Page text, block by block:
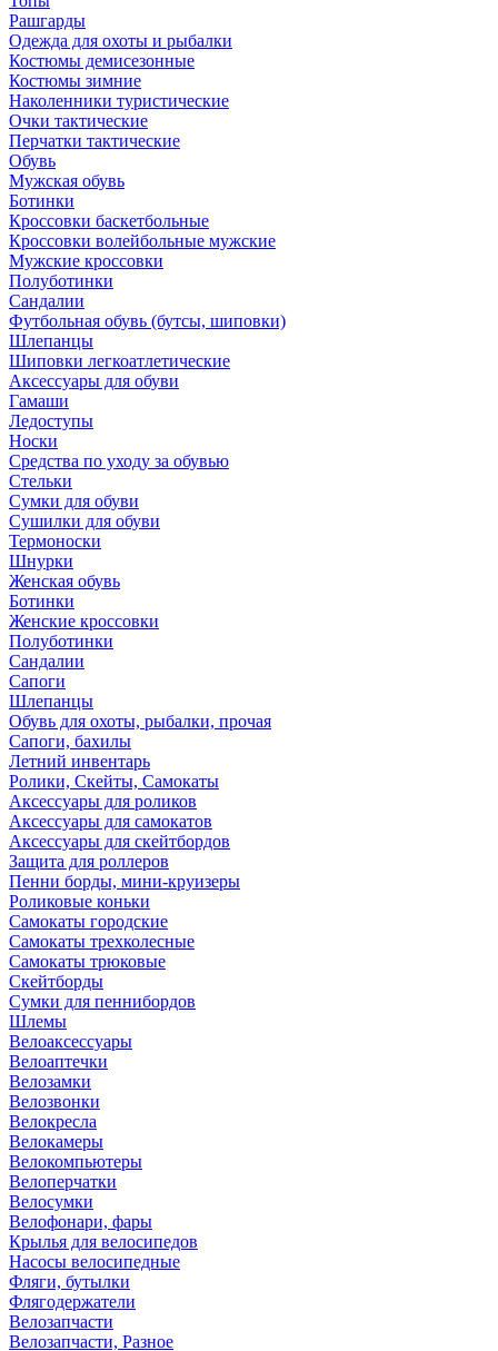
Рашгарды
Одежда для охоты и рыбалки
Костюмы демисезонные
Костюмы зимние
Наколенники туристические
Очки тактические
Перчатки тактические
Обувь
Мужская обувь
Ботинки
Кроссовки баскетбольные
Кроссовки волейбольные мужские
Мужские кроссовки
Полуботинки
Сандалии
Футбольная обувь (бутсы, шиповки)
Шлепанцы
Шиповки легкоатлетические
Аксессуары для обуви
Гамаши
Ледоступы
Носки
Средства по уходу за обувью
Стельки
Сумки для обуви
Сушилки для обуви
Термоноски
Шнурки
Женская обувь
Ботинки
Женские кроссовки
Полуботинки
Сандалии
Сапоги
Шлепанцы
Обувь для охоты, рыбалки, прочая
Сапоги, бахилы
Летний инвентарь
Ролики, Скейты, Самокаты
Аксессуары для роликов
Аксессуары для самокатов
Аксессуары для скейтбордов
Защита для роллеров
Пенни борды, мини-круизеры
Роликовые коньки
Самокаты городские
Самокаты трехколесные
Самокаты трюковые
Скейтборды
Сумки для пеннибордов
Шлемы
Велоаксессуары
Велоаптечки
Велозамки
Велозвонки
Велокресла
Велокамеры
Велокомпьютеры
Велоперчатки
Велосумки
Велофонари, фары
Крылья для велосипедов
Насосы велосипедные
Фляги, бутылки
Флягодержатели
Велозапчасти
Велозапчасти, Разное